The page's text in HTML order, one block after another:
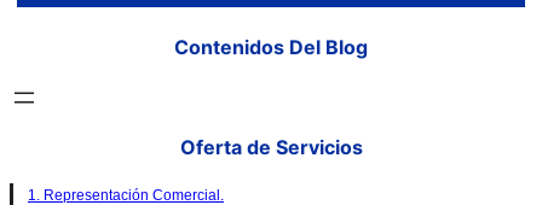
Contenidos Del Blog
Oferta de Servicios
1. Representación Comercial.